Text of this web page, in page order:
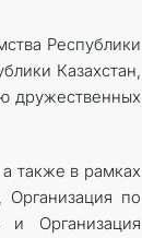
Республики
Казахстан,
дружественных
также в рамках
Организация по
и Организация